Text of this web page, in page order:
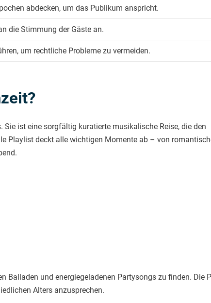
abdecken, um das Publikum anspricht.
die Stimmung der Gäste an.
um rechtliche Probleme zu vermeiden.
ist eine sorgfältig kuratierte musikalische Reise, die den
Playlist deckt alle wichtigen Momente ab – von
Balladen und energiegeladenen Partysongs zu finden. Die
Alters anzusprechen.